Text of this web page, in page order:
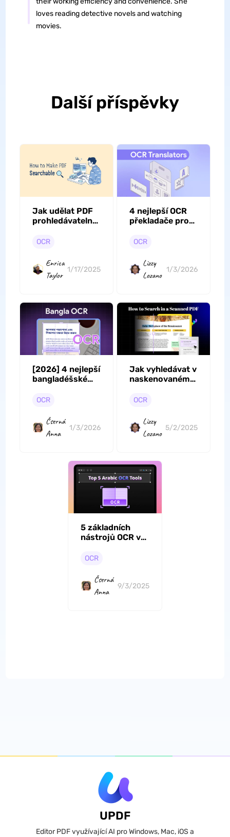
loves reading detective novels and watching
movies.
Další příspěvky
Jak udělat PDF
prohledávatelné
Průvodce krok
pomocí UPDF
OCR
Enrica
Taylor
1/17/2025
4 nejlepší OCR
překladače pro
rozpoznávání a
OCR
Lizzy
Lozano
1/3/2026
[2026] 4 nejlepší
bangladéšské
pro extrahování
OCR
Čserná
Anna
1/3/2026
Jak vyhledávat v
naskenovaném
Představujeme
snadný návod
OCR
Lizzy
Lozano
5/2/2025
5 základních
nástrojů OCR v
perfektní
OCR
Čserná
Anna
9/3/2025
UPDF
Editor PDF využívající AI pro Windows, Mac, iOS a